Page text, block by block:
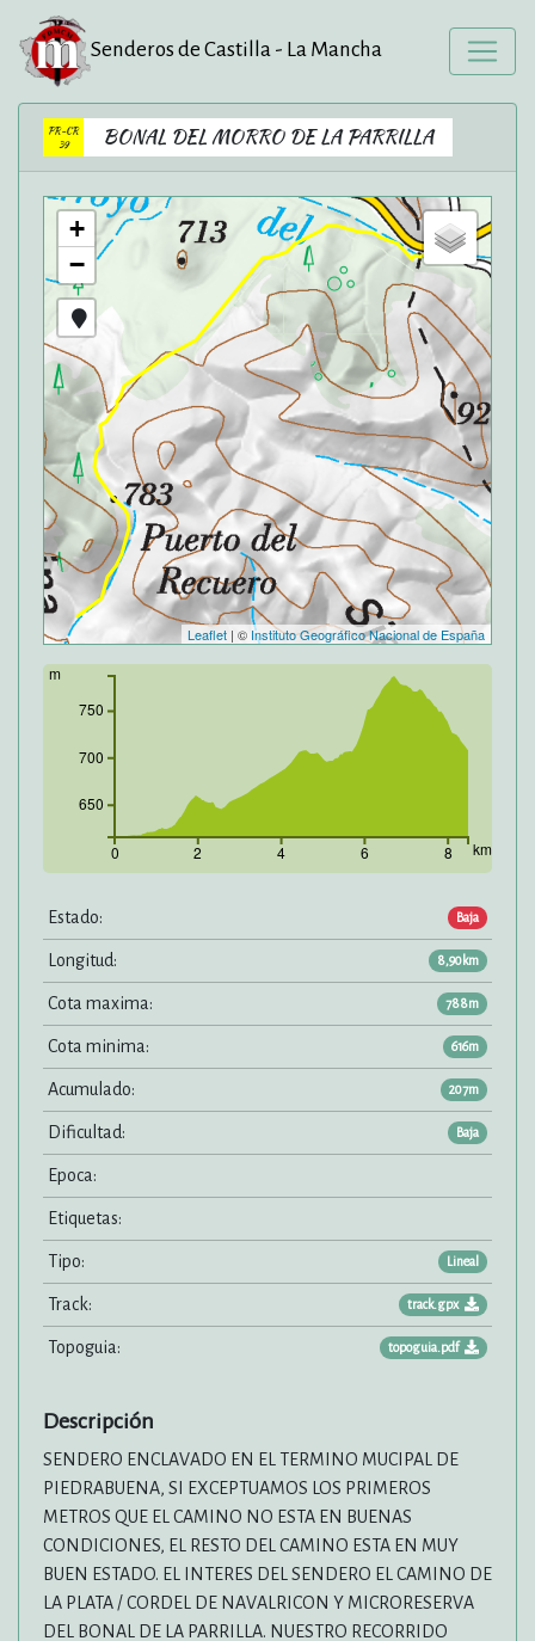
Senderos de Castilla - La Mancha
PR-CR
39
BONAL DEL MORRO DE LA PARRILLA
+
−
Leaflet | © Instituto Geográfico Nacional de España
0 2 4 6 8 km
650
700
750
m
Estado: Baja
Longitud: 8,90km
Cota maxima: 788m
Cota minima: 616m
Acumulado: 207m
Dificultad: Baja
Epoca:
Etiquetas:
Tipo: Lineal
Track: track.gpx
Topoguia: topoguia.pdf
Descripción
SENDERO ENCLAVADO EN EL TERMINO MUCIPAL DE
PIEDRABUENA, SI EXCEPTUAMOS LOS PRIMEROS
METROS QUE EL CAMINO NO ESTA EN BUENAS
CONDICIONES, EL RESTO DEL CAMINO ESTA EN MUY
BUEN ESTADO. EL INTERES DEL SENDERO EL CAMINO DE
LA PLATA / CORDEL DE NAVALRICON Y MICRORESERVA
DEL BONAL DE LA PARRILLA. NUESTRO RECORRIDO